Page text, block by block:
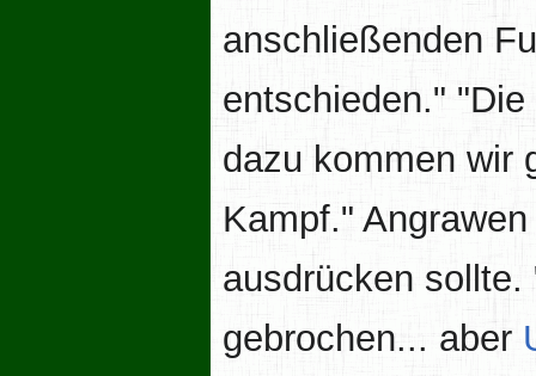
anschließenden
entschieden."
dazu kommen wir
Kampf."
ausdrücken
gebrochen... aber